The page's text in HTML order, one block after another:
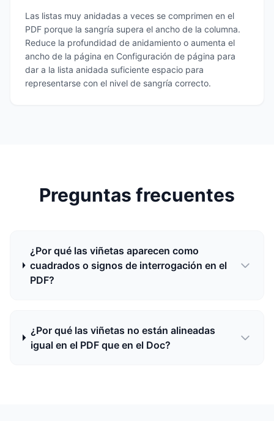
Las listas muy anidadas a veces se comprimen en el
PDF porque la sangría supera el ancho de la columna.
Reduce la profundidad de anidamiento o aumenta el
ancho de la página en Configuración de página para
dar a la lista anidada suficiente espacio para
representarse con el nivel de sangría correcto.
Preguntas frecuentes
¿Por qué las viñetas aparecen como
cuadrados o signos de interrogación en el
PDF?
¿Por qué las viñetas no están alineadas
igual en el PDF que en el Doc?